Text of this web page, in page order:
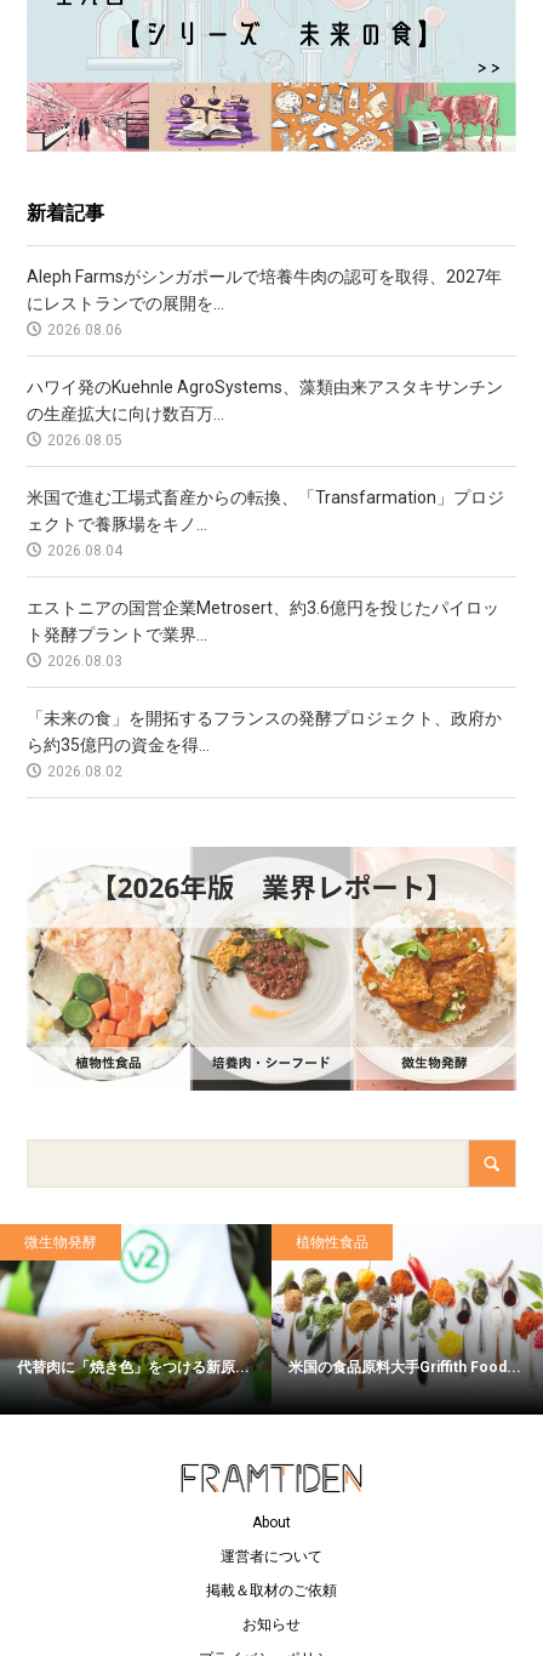
新着記事
Aleph Farmsがシンガポールで培養牛肉の認可を取得、2027年
にレストランでの展開を...
2026.08.06
ハワイ発のKuehnle AgroSystems、藻類由来アスタキサンチン
の生産拡大に向け数百万...
2026.08.05
米国で進む工場式畜産からの転換、「Transfarmation」プロジ
ェクトで養豚場をキノ...
2026.08.04
エストニアの国営企業Metrosert、約3.6億円を投じたパイロッ
ト発酵プラントで業界...
2026.08.03
「未来の食」を開拓するフランスの発酵プロジェクト、政府か
ら約35億円の資金を得...
2026.08.02
微生物発酵
代替肉に「焼き色」をつける新原...
植物性食品
米国の食品原料大手Griffith Food...
About
運営者について
掲載＆取材のご依頼
お知らせ